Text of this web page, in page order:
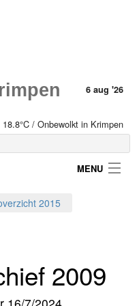
6 aug '26
18.8°C / Onbewolkt in Krimpen
MENU
2015
2009